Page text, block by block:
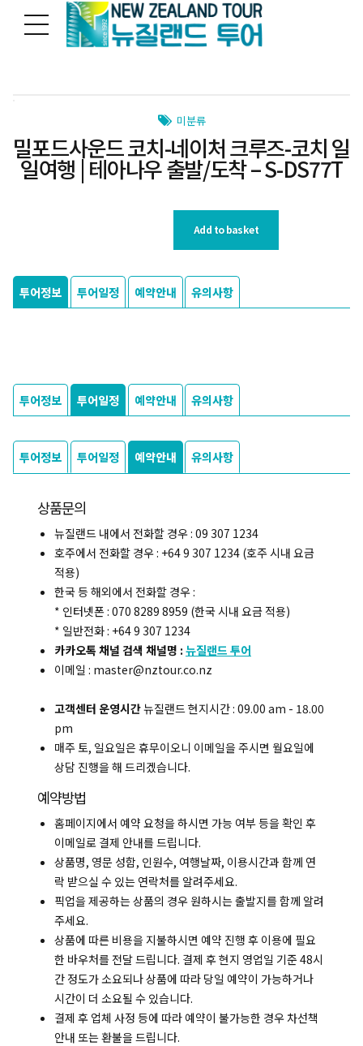
미분류
밀포드사운드 코치-네이처 크루즈-코치 일
일여행 | 테아나우 출발/도착 – S-DS77T
Add to basket
투어정보 투어일정 예약안내 유의사항
투어정보 투어일정 예약안내 유의사항
투어정보 투어일정 예약안내 유의사항
상품문의
뉴질랜드 내에서 전화할 경우 : 09 307 1234
호주에서 전화할 경우 : +64 9 307 1234 (호주 시내 요금
적용)
한국 등 해외에서 전화할 경우 :
* 인터넷폰 : 070 8289 8959 (한국 시내 요금 적용)
* 일반전화 : +64 9 307 1234
카카오톡 채널 검색 채널명 : 뉴질랜드 투어
이메일 : master@nztour.co.nz
고객센터 운영시간뉴질랜드 현지시간 : 09.00 am - 18.00
pm
매주 토, 일요일은 휴무이오니 이메일을 주시면 월요일에
상담 진행을 해 드리겠습니다.
예약방법
홈페이지에서 예약 요청을 하시면 가능 여부 등을 확인 후
이메일로 결제 안내를 드립니다.
상품명, 영문 성함, 인원수, 여행날짜, 이용시간과 함께 연
락 받으실 수 있는 연락처를 알려주세요.
픽업을 제공하는 상품의 경우 원하시는 출발지를 함께 알려
주세요.
상품에 따른 비용을 지불하시면 예약 진행 후 이용에 필요
한 바우처를 전달 드립니다. 결제 후 현지 영업일 기준 48시
간 정도가 소요되나 상품에 따라 당일 예약이 가능하거나
시간이 더 소요될 수 있습니다.
결제 후 업체 사정 등에 따라 예약이 불가능한 경우 차선책
안내 또는 환불을 드립니다.